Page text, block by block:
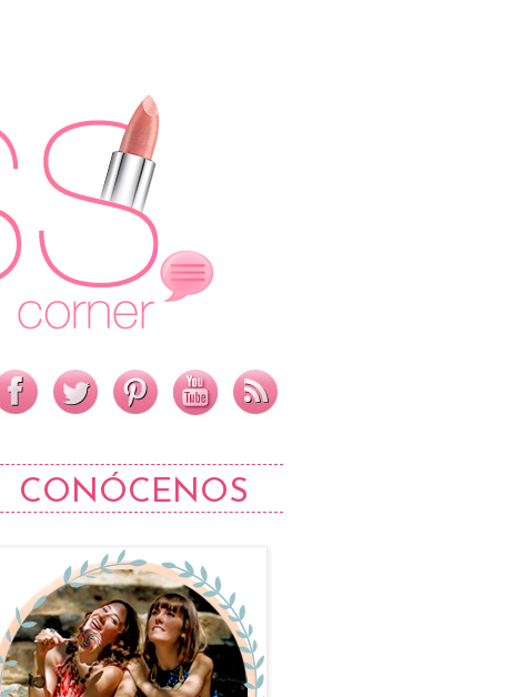
CONÓCENOS